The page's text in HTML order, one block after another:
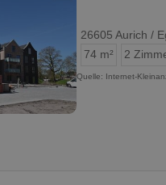
26605 Aurich /
74 m²
2
Quelle: Internet-